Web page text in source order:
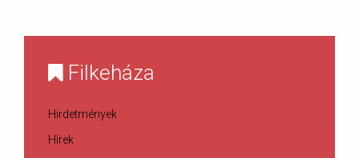
Filkeháza
Hirdetmények
Hírek